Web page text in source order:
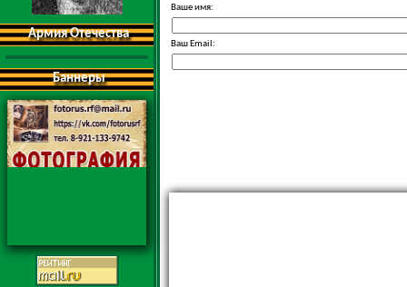
Армия Отечества
Баннеры
Ваше имя:
Ваш Email: